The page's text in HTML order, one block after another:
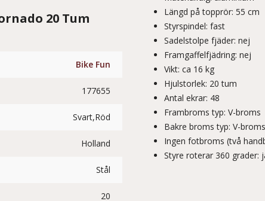
20 Tum
Bike Fun
177655
Svart,Röd
Holland
Stål
20
Längd på topprör: 55 cm
Styrspindel: fast
Sadelstolpe fjäder: nej
Framgaffelfjädring: nej
Vikt: ca 16 kg
Hjulstorlek: 20 tum
Antal ekrar: 48
Frambroms typ: V-broms
Bakre broms typ: V-broms
Ingen fotbroms (två
Styre roterar 360 grader: